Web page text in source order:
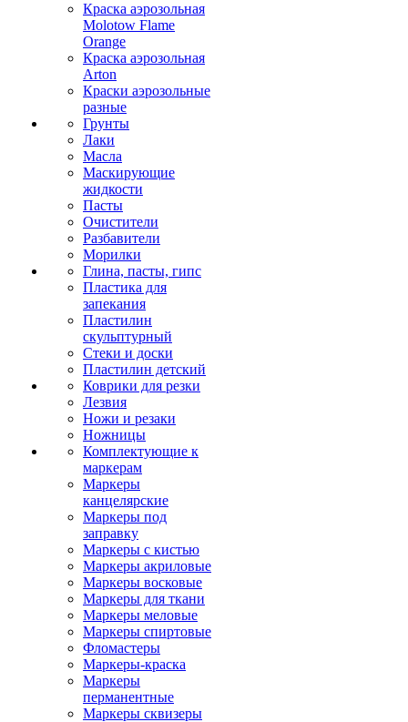
Краска аэрозольная
Molotow Flame
Orange
Краска аэрозольная
Arton
Краски аэрозольные
разные
Грунты
Лаки
Масла
Маскирующие
жидкости
Пасты
Очистители
Разбавители
Морилки
Глина, пасты, гипс
Пластика для
запекания
Пластилин
скульптурный
Стеки и доски
Пластилин детский
Коврики для резки
Лезвия
Ножи и резаки
Ножницы
Комплектующие к
маркерам
Маркеры
канцелярские
Маркеры под
заправку
Маркеры с кистью
Маркеры акриловые
Маркеры восковые
Маркеры для ткани
Маркеры меловые
Маркеры спиртовые
Фломастеры
Маркеры-краска
Маркеры
перманентные
Маркеры сквизеры